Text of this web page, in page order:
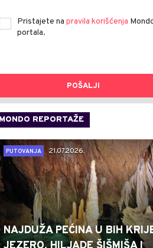
Pristajete na pravila korišćenja
portala.
POŠALJI
MONDO REPORTAŽE
PUTOVANJA
21.07.2026.
NAJDUŽA PEĆINA U BIH